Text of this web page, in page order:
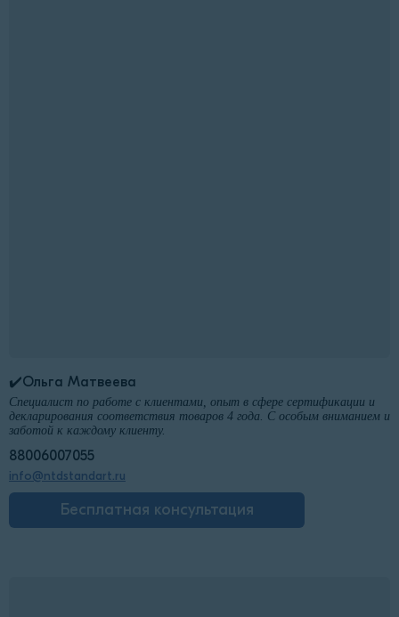
✔️Ольга Матвеева
Специалист по работе с клиентами, опыт в сфере сертификации и
декларирования соответствия товаров 4 года. С особым вниманием и
заботой к каждому клиенту.
88006007055
info@ntdstandart.ru
Бесплатная консультация